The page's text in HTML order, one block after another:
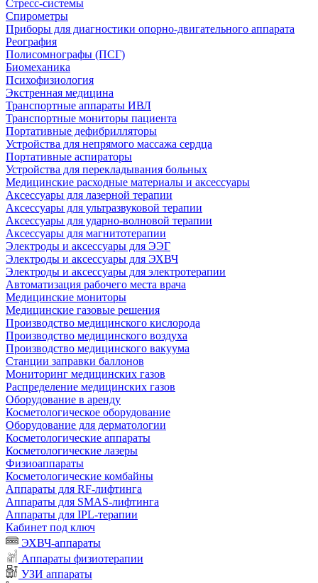
Стресс-системы
Спирометры
Приборы для диагностики опорно-двигательного аппарата
Реография
Полисомнографы (ПСГ)
Биомеханика
Психофизиология
Экстренная медицина
Транспортные аппараты ИВЛ
Транспортные мониторы пациента
Портативные дефибрилляторы
Устройства для непрямого массажа сердца
Портативные аспираторы
Устройства для перекладывания больных
Медицинские расходные материалы и аксессуары
Аксессуары для лазерной терапии
Аксессуары для ультразвуковой терапии
Аксессуары для ударно-волновой терапии
Аксессуары для магнитотерапии
Электроды и аксессуары для ЭЭГ
Электроды и аксессуары для ЭХВЧ
Электроды и аксессуары для электротерапии
Автоматизация рабочего места врача
Медицинские мониторы
Медицинские газовые решения
Производство медицинского кислорода
Производство медицинского воздуха
Производство медицинского вакуума
Станции заправки баллонов
Мониторинг медицинских газов
Распределение медицинских газов
Оборудование в аренду
Косметологическое оборудование
Оборудование для дерматологии
Косметологические аппараты
Косметологические лазеры
Физиоаппараты
Косметологические комбайны
Аппараты для RF-лифтинга
Аппараты для SMAS-лифтинга
Аппараты для IPL-терапии
Кабинет под ключ
ЭХВЧ-аппараты
Аппараты физиотерапии
УЗИ аппараты